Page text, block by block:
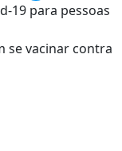
se vacinar contra